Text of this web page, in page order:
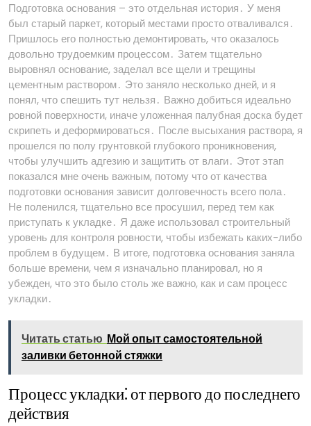
Подготовка основания – это отдельная история․ У меня
был старый паркет, который местами просто отваливался․
Пришлось его полностью демонтировать, что оказалось
довольно трудоемким процессом․ Затем тщательно
выровнял основание, заделал все щели и трещины
цементным раствором․ Это заняло несколько дней, и я
понял, что спешить тут нельзя․ Важно добиться идеально
ровной поверхности, иначе уложенная палубная доска будет
скрипеть и деформироваться․ После высыхания раствора, я
прошелся по полу грунтовкой глубокого проникновения,
чтобы улучшить адгезию и защитить от влаги․ Этот этап
показался мне очень важным, потому что от качества
подготовки основания зависит долговечность всего пола․
Не поленился, тщательно все просушил, перед тем как
приступать к укладке․ Я даже использовал строительный
уровень для контроля ровности, чтобы избежать каких-либо
проблем в будущем․ В итоге, подготовка основания заняла
больше времени, чем я изначально планировал, но я
убежден, что это было столь же важно, как и сам процесс
укладки․
Читать статью Мой опыт самостоятельной
заливки бетонной стяжки
Процесс укладки⁚ от первого до последнего
действия